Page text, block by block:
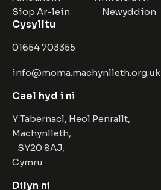
Siop Ar-lein
Newyddion
Cysylltu
01654 703355
info@moma.machynlleth.org.uk
Cael hyd i ni
Y Tabernacl, Heol Penrallt,
Machynlleth,
SY20 8AJ,
Cymru
Dilyn ni